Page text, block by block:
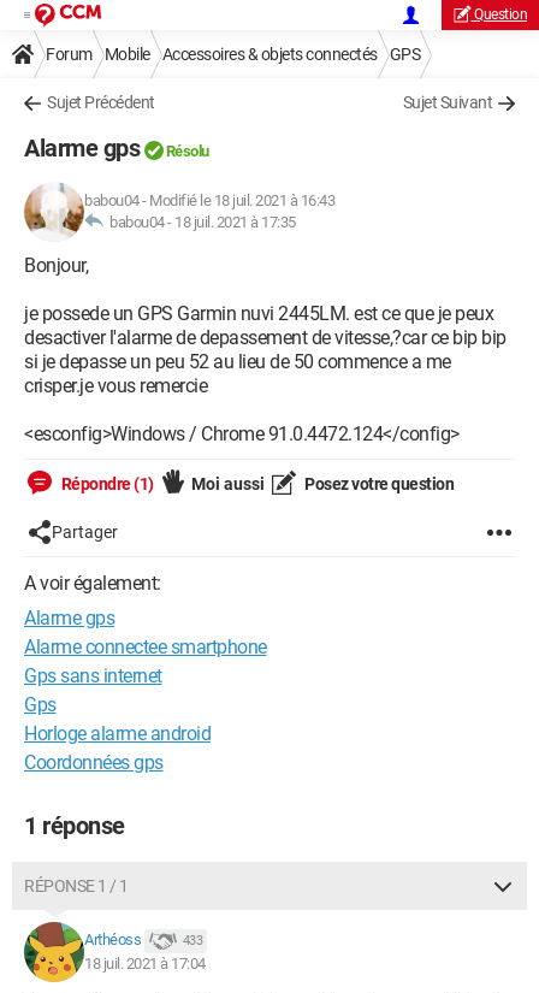
Question
Forum Mobile Accessoires & objets connectés GPS
Sujet Précédent Sujet Suivant
Alarme gps Résolu
babou04- Modifié le 18 juil. 2021 à 16:43
babou04 - 18 juil. 2021 à 17:35
Bonjour,
je possede un GPS Garmin nuvi 2445LM. est ce que je peux
desactiver l'alarme de depassement de vitesse,?car ce bip bip
si je depasse un peu 52 au lieu de 50 commence a me
crisper.je vous remercie
<esconfig>Windows / Chrome 91.0.4472.124</config>
Répondre (1) Moi aussi Posez votre question
Partager
A voir également:
Alarme gps
Alarme connectee smartphone
Gps sans internet
Gps
Horloge alarme android
Coordonnées gps
1 réponse
RÉPONSE 1 / 1
Arthéoss 433
18 juil. 2021 à 17:04